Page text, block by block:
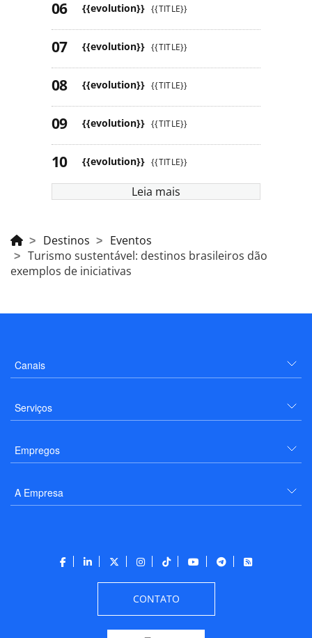
{{evolution}} {{TITLE}}
{{evolution}} {{TITLE}}
{{evolution}} {{TITLE}}
{{evolution}} {{TITLE}}
{{evolution}} {{TITLE}}
Leia mais
Destinos
Eventos
Turismo sustentável: destinos brasileiros dão
exemplos de iniciativas
Canais
Serviços
Empregos
A Empresa
CONTATO